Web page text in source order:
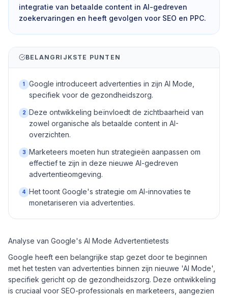
integratie van betaalde content in AI-gedreven
zoekervaringen en heeft gevolgen voor SEO en PPC.
BELANGRIJKSTE PUNTEN
1
Google introduceert advertenties in zijn AI Mode,
specifiek voor de gezondheidszorg.
2 Deze ontwikkeling beïnvloedt de zichtbaarheid van
zowel organische als betaalde content in AI-
overzichten.
3 Marketeers moeten hun strategieën aanpassen om
effectief te zijn in deze nieuwe AI-gedreven
advertentieomgeving.
4 Het toont Google's strategie om AI-innovaties te
monetariseren via advertenties.
Analyse van Google's AI Mode Advertentietests
Google heeft een belangrijke stap gezet door te beginnen
met het testen van advertenties binnen zijn nieuwe 'AI Mode',
specifiek gericht op de gezondheidszorg. Deze ontwikkeling
is cruciaal voor SEO-professionals en marketeers, aangezien